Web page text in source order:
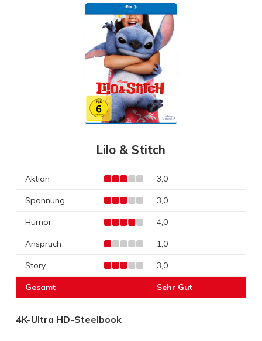
Lilo & Stitch
Aktion 3,0
Spannung 3,0
Humor 4,0
Anspruch 1,0
Story 3,0
Gesamt Sehr Gut
4K-Ultra HD-Steelbook